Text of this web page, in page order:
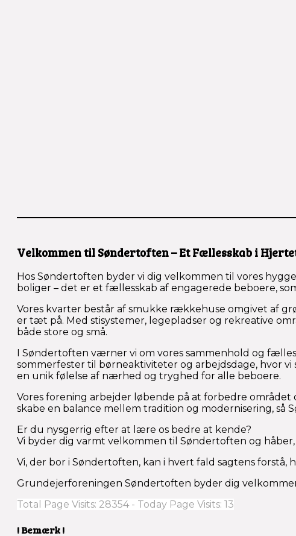
Velkommen til Søndertoften – Et Fællesskab i
Hos Søndertoften byder vi dig velkommen til vores
boliger – det er et fællesskab af engagerede beboere,
Vores kvarter består af smukke rækkehuse omgivet af
er tæt på. Med stisystemer, legepladser og rekreative
både store og små.
I Søndertoften værner vi om vores sammenhold og
sommerfester til børneaktiviteter og arbejdsdage, hvor
en unik følelse af nærhed og tryghed for alle beboere.
Vores forening arbejder løbende på at forbedre
skabe en balance mellem tradition og modernisering,
Er du nysgerrig efter at lære os bedre at kende?
Vi byder dig varmt velkommen til Søndertoften og
Vi, der bor i Søndertoften, kan i hvert fald sagtens
Grundejerforeningen Søndertoften byder dig
Total Page Visits: 28354 - Today Page Visits: 13
! Bemærk !